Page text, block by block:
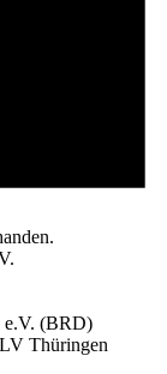
e.V. (BRD)
Thüringen